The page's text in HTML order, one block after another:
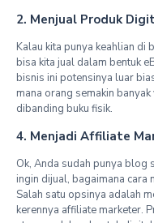
2. Menjual Produk
Kalau kita punya keahlian di
bisa kita jual dalam bentuk
bisnis ini potensinya luar
mana orang semakin
dibanding buku fisik.
4. Menjadi Affiliate
Ok, Anda sudah punya blog
ingin dijual, bagaimana
Salah satu opsinya adalah
kerennya affiliate marketer.